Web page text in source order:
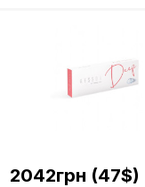
2042грн (47$)